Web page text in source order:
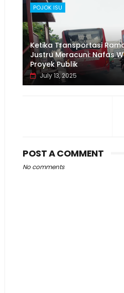
POJOK ISU
Ketika Transportasi
Justru Meracuni: Nafas
Proyek Publik
July 13, 2025
POST A COMMENT
No comments